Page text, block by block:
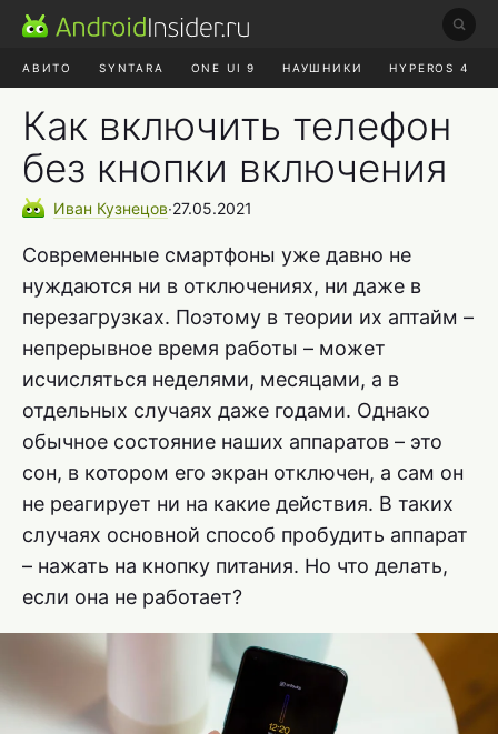
АВИТО SYNTARA ONE UI 9 НАУШНИКИ HYPEROS 4
Как включить телефон
без кнопки включения
Иван Кузнецов∙27.05.2021
Современные смартфоны уже давно не
нуждаются ни в отключениях, ни даже в
перезагрузках. Поэтому в теории их аптайм –
непрерывное время работы – может
исчисляться неделями, месяцами, а в
отдельных случаях даже годами. Однако
обычное состояние наших аппаратов – это
сон, в котором его экран отключен, а сам он
не реагирует ни на какие действия. В таких
случаях основной способ пробудить аппарат
– нажать на кнопку питания. Но что делать,
если она не работает?